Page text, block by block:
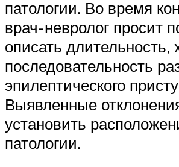
патологии. Во время
врач-невролог просит
описать длительность,
последовательность
эпилептического
Выявленные
установить
патологии.